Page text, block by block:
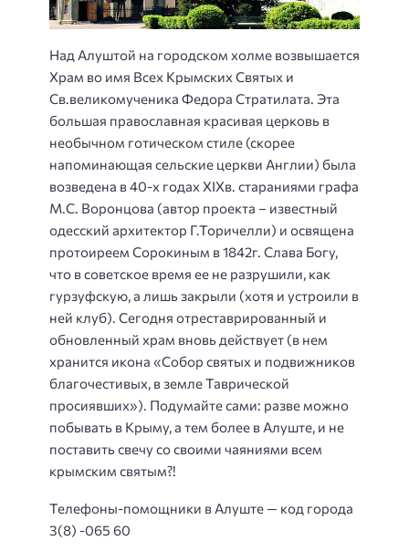
Над Алуштой на городском холме возвышается
Храм во имя Всех Крымских Святых и
Св.великомученика Федора Стратилата. Эта
большая православная красивая церковь в
необычном готическом стиле (скорее
напоминающая сельские церкви Англии) была
возведена в 40-х годах XIXв. стараниями графа
М.С. Воронцова (автор проекта – известный
одесский архитектор Г.Торичелли) и освящена
протоиреем Сорокиным в 1842г. Слава Богу,
что в советское время ее не разрушили, как
гурзуфскую, а лишь закрыли (хотя и устроили в
ней клуб). Сегодня отреставрированный и
обновленный храм вновь действует (в нем
хранится икона «Собор святых и подвижников
благочестивых, в земле Таврической
просиявших»). Подумайте сами: разве можно
побывать в Крыму, а тем более в Алуште, и не
поставить свечу со своими чаяниями всем
крымским святым?!
Телефоны-помощники в Алуште — код города
3(8) -065 60